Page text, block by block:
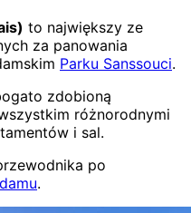
to największy ze
za panowania
Parku Sanssouci.
zdobioną
różnorodnymi
i sal.
po
.